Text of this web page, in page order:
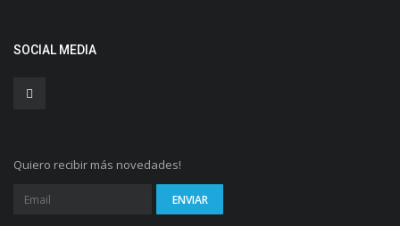
SOCIAL MEDIA
Quiero recibir más novedades!